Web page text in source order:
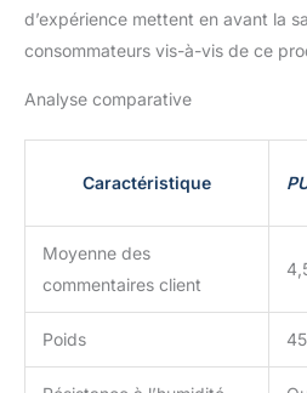
d’expérience mettent en avant la
consommateurs vis-à-vis de ce
Analyse comparative
Caractéristique
Moyenne des
commentaires client
Poids